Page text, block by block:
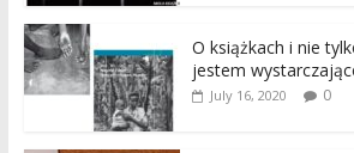
O książkach i nie
jestem
July 16, 2020 0